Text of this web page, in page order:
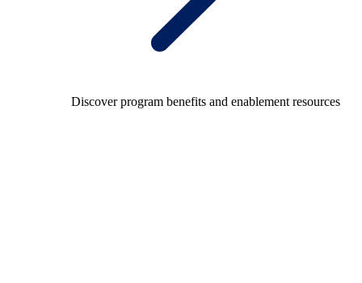
Discover program benefits and enablement resources